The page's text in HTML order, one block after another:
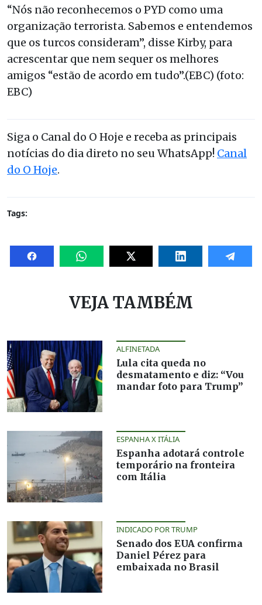
“Nós não reconhecemos o PYD como uma
organização terrorista. Sabemos e entendemos
que os turcos consideram”, disse Kirby, para
acrescentar que nem sequer os melhores
amigos “estão de acordo em tudo”.(EBC) (foto:
EBC)
Siga o Canal do O Hoje e receba as principais
notícias do dia direto no seu WhatsApp! Canal
do O Hoje.
Tags:
VEJA TAMBÉM
ALFINETADA
Lula cita queda no
desmatamento e diz: “Vou
mandar foto para Trump”
ESPANHA X ITÁLIA
Espanha adotará controle
temporário na fronteira
com Itália
INDICADO POR TRUMP
Senado dos EUA confirma
Daniel Pérez para
embaixada no Brasil